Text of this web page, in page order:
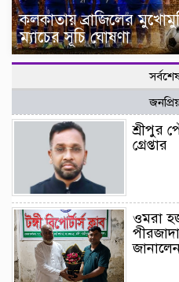
কলকাতায় ব্রাজিলের
ম্যাচের সূচি ঘোষণা
শ্রীপুর
গ্রেপ্তার
ওমরা